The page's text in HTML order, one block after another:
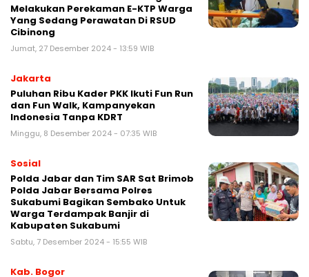
Melakukan Perekaman E-KTP Warga
Yang Sedang Perawatan Di RSUD
Cibinong
Jumat, 27 Desember 2024 - 13:59 WIB
Jakarta
Puluhan Ribu Kader PKK Ikuti Fun Run
dan Fun Walk, Kampanyekan
Indonesia Tanpa KDRT
Minggu, 8 Desember 2024 - 07:35 WIB
Sosial
Polda Jabar dan Tim SAR Sat Brimob
Polda Jabar Bersama Polres
Sukabumi Bagikan Sembako Untuk
Warga Terdampak Banjir di
Kabupaten Sukabumi
Sabtu, 7 Desember 2024 - 15:55 WIB
Kab. Bogor